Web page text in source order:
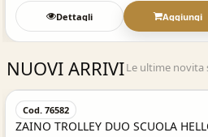
Dettagli Aggiungi
NUOVI ARRIVILe ultime novita
Acquisto
Cod. 76582
ZAINO TROLLEY DUO SCUOLA